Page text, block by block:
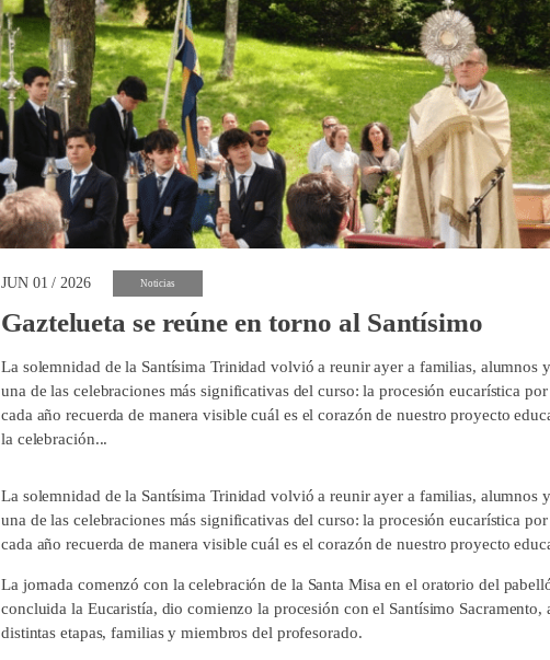
JUN 01 / 2026 Noticias
Gaztelueta se reúne en torno al Santísimo
La solemnidad de la Santísima Trinidad volvió a reunir ayer a familias, alumnos
una de las celebraciones más significativas del curso: la procesión eucarística
cada año recuerda de manera visible cuál es el corazón de nuestro proyecto
la celebración...
La solemnidad de la Santísima Trinidad volvió a reunir ayer a familias, alumnos
una de las celebraciones más significativas del curso: la procesión eucarística
cada año recuerda de manera visible cuál es el corazón de nuestro proyecto
La jornada comenzó con la celebración de la Santa Misa en el oratorio del
concluida la Eucaristía, dio comienzo la procesión con el Santísimo Sacramento,
distintas etapas, familias y miembros del profesorado.